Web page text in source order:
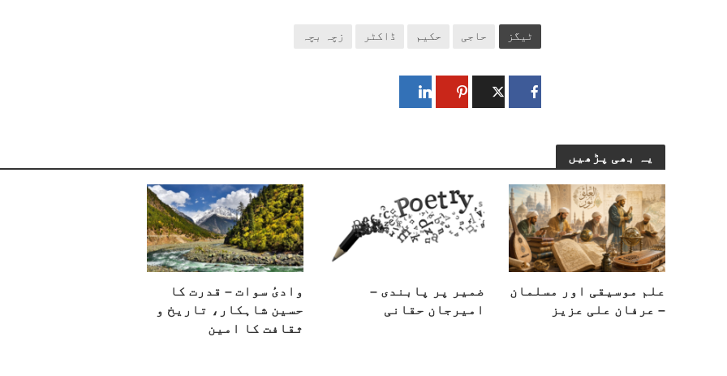
ٹیگز حاجی حکیم ڈاکٹر زچہ بچہ
یہ بھی پڑھیں
علم موسیقی اور مسلمان
– عرفان علی عزیز
ضمیر پر پابندی –
امیرجان حقانی
وادیٔ سوات – قدرت کا
حسین شاہکار، تاریخ و
ثقافت کا امین